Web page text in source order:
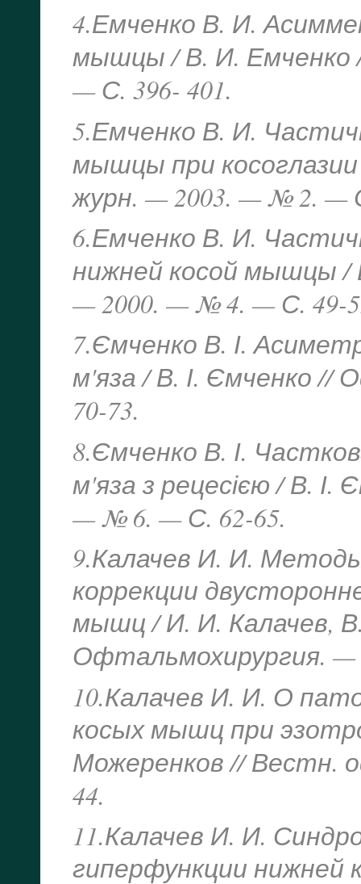
4.Емченко В. И.
мышцы / В. И.
— С. 396- 401.
5.Емченко В. И.
мышцы при
журн. — 2003. — № 2. —
6.Емченко В. И.
нижней косой мышцы
— 2000. — № 4. — С. 49-
7.Ємченко В. І.
м'яза / В. І. Ємченко //
70-73.
8.Ємченко В. І.
м'яза з рецесією / В.
— № 6. — С. 62-65.
9.Калачев И. И.
коррекции
мышц / И. И. Калачев,
Офтальмохирургия.
10.Калачев И. И. О
косых мышц при
Можеренков // Вестн.
44.
11.Калачев И. И.
гиперфункции нижней